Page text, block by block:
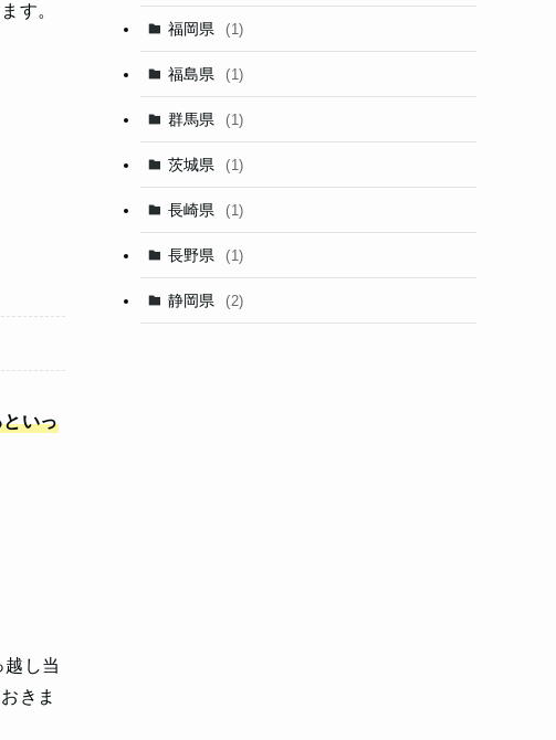
す。
いっ
し当
きま
福岡県 (1)
福島県 (1)
群馬県 (1)
茨城県 (1)
長崎県 (1)
長野県 (1)
静岡県 (2)